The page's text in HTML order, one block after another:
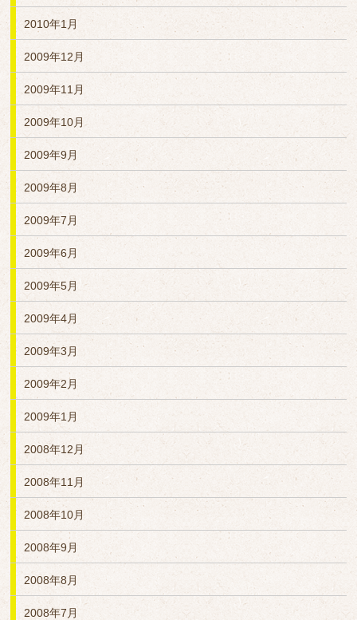
2010年1月
2009年12月
2009年11月
2009年10月
2009年9月
2009年8月
2009年7月
2009年6月
2009年5月
2009年4月
2009年3月
2009年2月
2009年1月
2008年12月
2008年11月
2008年10月
2008年9月
2008年8月
2008年7月